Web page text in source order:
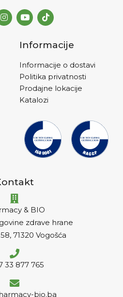
Informacije
Informacije o dostavi
Politika privatnosti
Prodajne lokacije
Katalozi
& BIO
zdrave hrane
71320 Vogošća
33 877 765
bio.ba